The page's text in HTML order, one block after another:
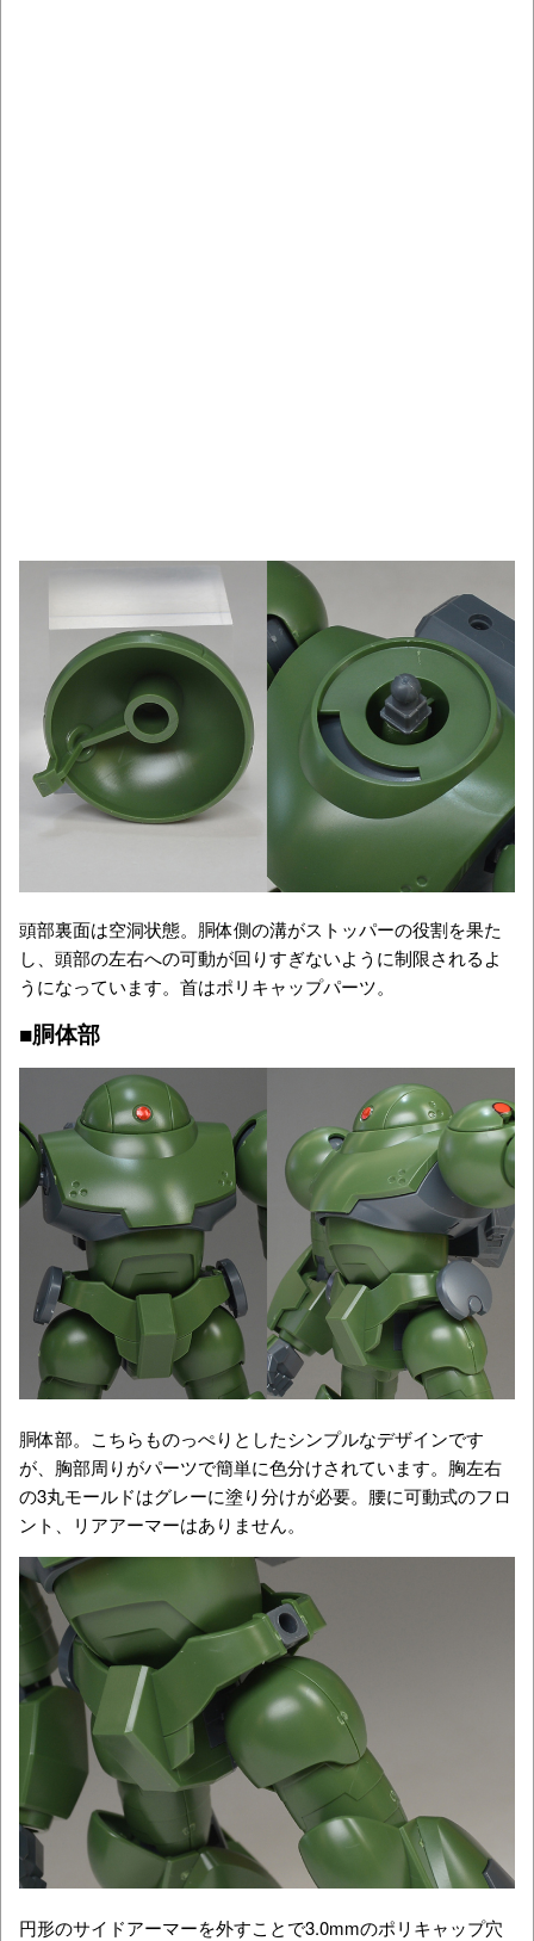
頭部裏面は空洞状態。胴体側の溝がストッパーの役割を果た
し、頭部の左右への可動が回りすぎないように制限されるよ
うになっています。首はポリキャップパーツ。
■胴体部
胴体部。こちらものっぺりとしたシンプルなデザインです
が、胸部周りがパーツで簡単に色分けされています。胸左右
の3丸モールドはグレーに塗り分けが必要。腰に可動式のフロ
ント、リアアーマーはありません。
円形のサイドアーマーを外すことで3.0mmのポリキャップ穴